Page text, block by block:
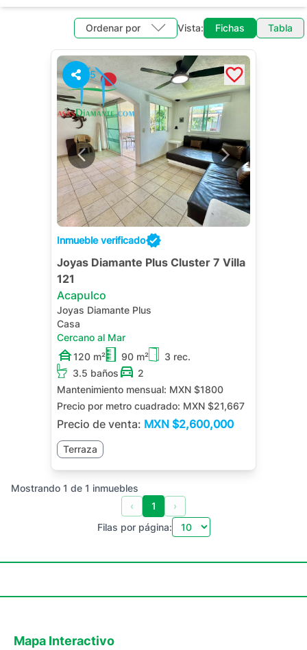
Ordenar por Vista: Fichas Tabla
5
Inmueble verificado
Joyas Diamante Plus Cluster 7 Villa
121
Acapulco
Joyas Diamante Plus
Casa
Cercano al Mar
120 m²
90 m²
3 rec.
3.5 baños
2
Mantenimiento mensual: MXN $1800
Precio por metro cuadrado: MXN $21,667
Precio de venta: MXN $2,600,000
Terraza
Mostrando 1 de 1 inmuebles
‹
1
›
Filas por página:
Mapa Interactivo